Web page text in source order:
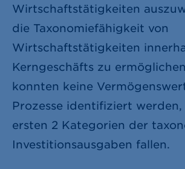
Wirtschaftstätigkeiten
die Taxonomiefähigkeit von
Wirtschaftstätigkeiten
Kerngeschäfts zu
konnten keine
Prozesse identifiziert
ersten 2 Kategorien der
Investitionsausgaben fallen.